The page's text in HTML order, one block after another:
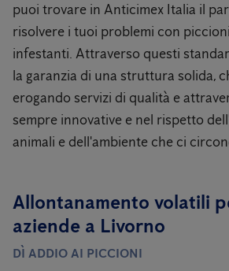
puoi trovare in Anticimex Italia il
risolvere i tuoi problemi con
infestanti. Attraverso questi
la garanzia di una struttura solida,
erogando servizi di qualità e
sempre innovative e nel rispetto
animali e dell'ambiente che ci
Allontanamento volatili
aziende a Livorno
DÌ ADDIO AI PICCIONI